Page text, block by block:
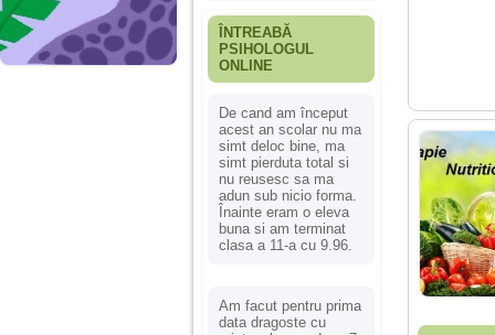
ÎNTREABĂ
PSIHOLOGUL
ONLINE
De cand am început
acest an scolar nu ma
simt deloc bine, ma
simt pierduta total si
nu reusesc sa ma
adun sub nicio forma.
Înainte eram o eleva
buna si am terminat
clasa a 11-a cu 9.96.
Am facut pentru prima
data dragoste cu